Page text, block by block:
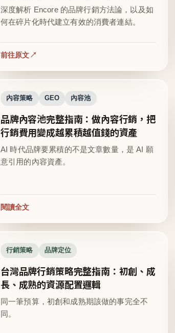
深度解析 Encore 的品牌行銷方法論，以及如
何在碎片化時代建立有效的消費者連結。
前往原文
內容策略 GEO 內容池
品牌內容池完整指南：做內容行銷，把
行銷費用變成越累積越值錢的資產
AI 時代品牌要累積的不是文章數量，是 AI 願
意引用的內容資產。
閱讀全文
行銷策略 品牌定位
台灣品牌行銷策略完整指南：初創、成
長、成熟的資源配置邏輯
同一筆預算，初創和成熟期該做的事完全不
同。